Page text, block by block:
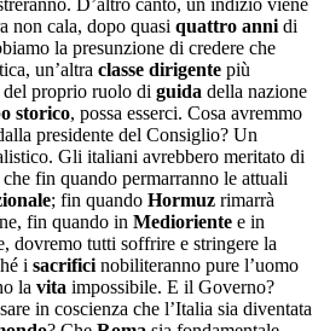
non cala, dopo quasi quattro anni di
la presunzione di credere che
un’altra classe dirigente più
del proprio ruolo di guida della nazione
storico, possa esserci. Cosa avremmo
presidente del Consiglio? Un
Gli italiani avrebbero meritato di
che fin quando permarranno le attuali
; fin quando Hormuz rimarrà
fin quando in Medioriente e in
dovremo tutti soffrire e stringere la
i sacrifici nobiliteranno pure l’uomo
la vita impossibile. E il Governo?
in coscienza che l’Italia sia diventata